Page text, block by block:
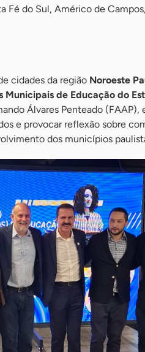
Fé do Sul, Américo de
cidades da região Noroeste
de Educação do
Álvares Penteado (FAAP),
e provocar reflexão sobre
dos municípios